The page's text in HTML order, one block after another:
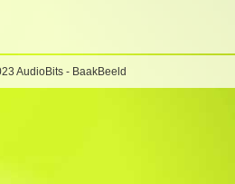
AudioBits - BaakBeeld